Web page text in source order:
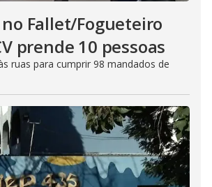
Fallet/Fogueteiro
prende 10 pessoas
ruas para cumprir 98 mandados de